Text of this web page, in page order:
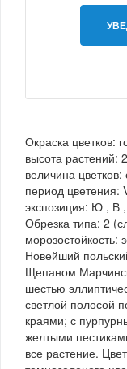
Окраска цветков:
высота растений:
величина
период цветения:
экспозиция: Ю , В
Обрезка типа: 2
морозостойкость:
Новейший
Щепаном
шестью
светлой полосой
краями; с
желтыми
все растение.